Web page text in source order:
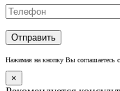
Нажимая на кнопку Вы соглашаетесь
×